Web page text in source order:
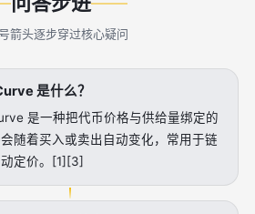
箭头逐步穿过核心疑问
是什么？
是一种把代币价格与供给量绑定的
随着买入或卖出自动变化，常用于链
动定价。[1][3]